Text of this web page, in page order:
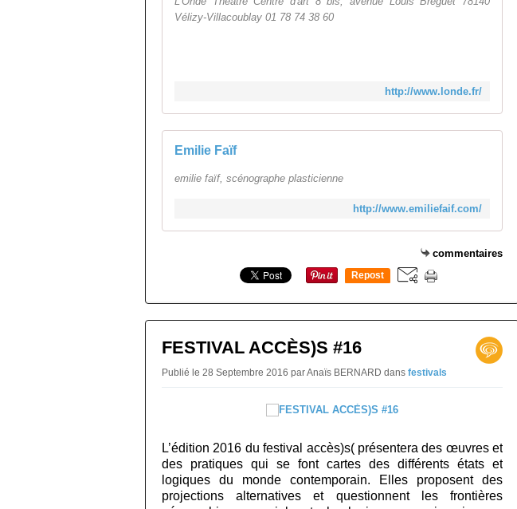
Vélizy-Villacoublay 01 78 74 38 60
http://www.londe.fr/
Emilie Faïf
emilie faïf, scénographe plasticienne
http://www.emiliefaif.com/
commentaires
Repost
FESTIVAL ACCÈS)S #16
Publié le 28 Septembre 2016 par Anaïs BERNARD dans festivals
L’édition 2016 du festival accès)s( présentera des œuvres et
des pratiques qui se font cartes des différents états et
logiques du monde contemporain. Elles proposent des
projections alternatives et questionnent les frontières